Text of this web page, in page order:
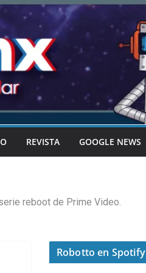
REVISTA GOOGLE NEWS
reboot de Prime Video.
Robotto en Spotify